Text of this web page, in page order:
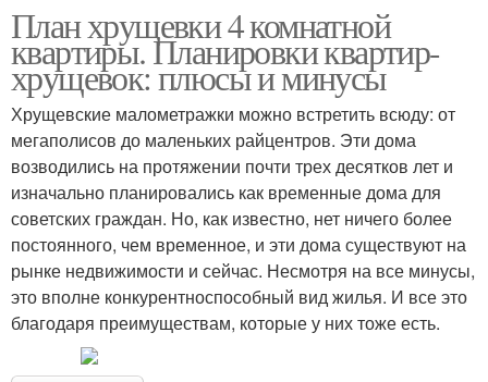
План хрущевки 4 комнатной
квартиры. Планировки квартир-
хрущевок: плюсы и минусы
Хрущевские малометражки можно встретить всюду: от
мегаполисов до маленьких райцентров. Эти дома
возводились на протяжении почти трех десятков лет и
изначально планировались как временные дома для
советских граждан. Но, как известно, нет ничего более
постоянного, чем временное, и эти дома существуют на
рынке недвижимости и сейчас. Несмотря на все минусы,
это вполне конкурентноспособный вид жилья. И все это
благодаря преимуществам, которые у них тоже есть.